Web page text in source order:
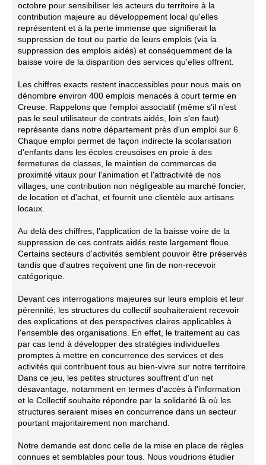
octobre pour sensibiliser les acteurs du territoire à la
contribution majeure au développement local qu'elles
représentent et à la perte immense que signifierait la
suppression de tout ou partie de leurs emplois (via la
suppression des emplois aidés) et conséquemment de la
baisse voire de la disparition des services qu'elles offrent.
Les chiffres exacts restent inaccessibles pour nous mais on
dénombre environ 400 emplois menacés à court terme en
Creuse. Rappelons que l'emploi associatif (même s'il n'est
pas le seul utilisateur de contrats aidés, loin s'en faut)
représente dans notre département près d'un emploi sur 6.
Chaque emploi permet de façon indirecte la scolarisation
d'enfants dans les écoles creusoises en proie à des
fermetures de classes, le maintien de commerces de
proximité vitaux pour l'animation et l'attractivité de nos
villages, une contribution non négligeable au marché foncier,
de location et d'achat, et fournit une clientèle aux artisans
locaux.
Au delà des chiffres, l'application de la baisse voire de la
suppression de ces contrats aidés reste largement floue.
Certains secteurs d'activités semblent pouvoir être préservés
tandis que d'autres reçoivent une fin de non-recevoir
catégorique.
Devant ces interrogations majeures sur leurs emplois et leur
pérennité, les structures du collectif souhaiteraient recevoir
des explications et des perspectives claires applicables à
l'ensemble des organisations. En effet, le traitement au cas
par cas tend à développer des stratégies individuelles
promptes à mettre en concurrence des services et des
activités qui contribuent tous au bien-vivre sur notre territoire.
Dans ce jeu, les petites structures souffrent d'un net
désavantage, notamment en termes d'accès à l'information
et le Collectif souhaite répondre par la solidarité là où les
structures seraient mises en concurrence dans un secteur
pourtant majoritairement non marchand.
Notre demande est donc celle de la mise en place de règles
connues et semblables pour tous. Nous voudrions étudier